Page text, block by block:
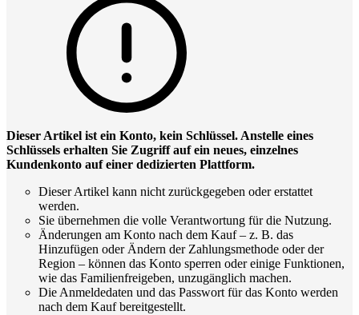
Dieser Artikel ist ein Konto, kein Schlüssel. Anstelle eines
Schlüssels erhalten Sie Zugriff auf ein neues, einzelnes
Kundenkonto auf einer dedizierten Plattform.
Dieser Artikel kann nicht zurückgegeben oder erstattet
werden.
Sie übernehmen die volle Verantwortung für die Nutzung.
Änderungen am Konto nach dem Kauf – z. B. das
Hinzufügen oder Ändern der Zahlungsmethode oder der
Region – können das Konto sperren oder einige Funktionen,
wie das Familienfreigeben, unzugänglich machen.
Die Anmeldedaten und das Passwort für das Konto werden
nach dem Kauf bereitgestellt.